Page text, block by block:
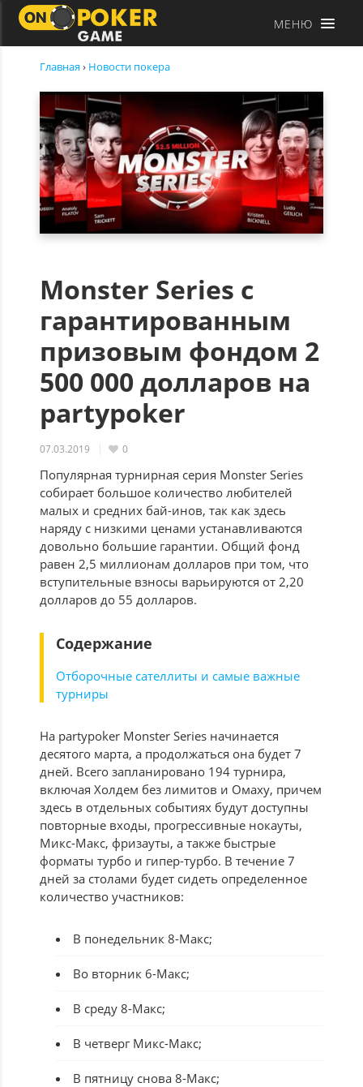
МЕНЮ
Главная› Новости покера
Monster Series с
гарантированным
призовым фондом 2
500 000 долларов на
partypoker
07.03.2019 0
Популярная турнирная серия Monster Series
собирает большое количество любителей
малых и средних бай-инов, так как здесь
наряду с низкими ценами устанавливаются
довольно большие гарантии. Общий фонд
равен 2,5 миллионам долларов при том, что
вступительные взносы варьируются от 2,20
долларов до 55 долларов.
Содержание
Отборочные сателлиты и самые важные
турниры
На partypoker Monster Series начинается
десятого марта, а продолжаться она будет 7
дней. Всего запланировано 194 турнира,
включая Холдем без лимитов и Омаху, причем
здесь в отдельных событиях будут доступны
повторные входы, прогрессивные нокауты,
Микс-Макс, фризауты, а также быстрые
форматы турбо и гипер-турбо. В течение 7
дней за столами будет сидеть определенное
количество участников:
В понедельник 8-Макс;
Во вторник 6-Макс;
В среду 8-Макс;
В четверг Микс-Макс;
В пятницу снова 8-Макс;